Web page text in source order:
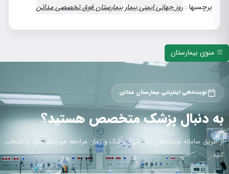
برچسبها : روز جهاني ايمني بيمار بيمارستان فوق تخصصي مدائن
منوی بیمارستان
نوبت‌دهی اینترنتی بیمارستان مدائن
به دنبال پزشک متخصص هستید؟
از طریق سامانه نوبت‌دهی اینترنتی، پزشک و زمان مراجعه موردنظر خود را انتخاب
کنید.